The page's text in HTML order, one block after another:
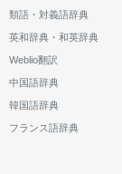
類語・対義語辞典
英和辞典・和英辞典
Weblio翻訳
中国語辞典
韓国語辞典
フランス語辞典